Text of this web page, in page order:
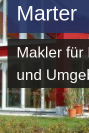
Marter
Makler für
und